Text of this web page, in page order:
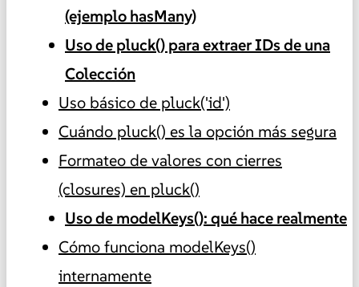
(ejemplo hasMany)
Uso de pluck() para extraer IDs de una
Colección
Uso básico de pluck('id')
Cuándo pluck() es la opción más segura
Formateo de valores con cierres
(closures) en pluck()
Uso de modelKeys(): qué hace realmente
Cómo funciona modelKeys()
internamente